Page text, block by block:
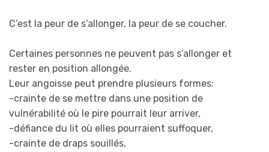
C’est la peur de s’allonger, la peur de se coucher.
Certaines personnes ne peuvent pas s’allonger et
rester en position allongée.
Leur angoisse peut prendre plusieurs formes:
-crainte de se mettre dans une position de
vulnérabilité où le pire pourrait leur arriver,
-défiance du lit où elles pourraient suffoquer,
-crainte de draps souillés,